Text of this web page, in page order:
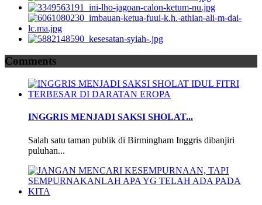
Comments
INGGRIS MENJADI SAKSI SHOLAT...
Salah satu taman publik di Birmingham Inggris dibanjiri
puluhan...